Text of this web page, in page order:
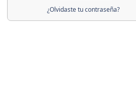
¿Olvidaste tu contraseña?